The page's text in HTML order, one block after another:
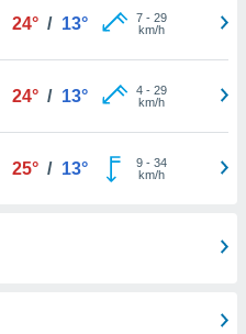
24° / 13° 7- 29
km/h
24° / 13° 4- 29
km/h
25° / 13° 9- 34
km/h